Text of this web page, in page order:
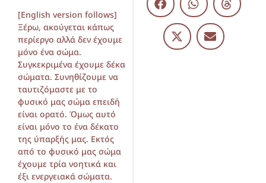
[English version follows]
Ξέρω, ακούγεται κάπως
περίεργο αλλά δεν έχουμε
μόνο ένα σώμα.
Συγκεκριμένα έχουμε δέκα
σώματα. Συνηθίζουμε να
ταυτιζόμαστε με το
φυσικό μας σώμα επειδή
είναι ορατό. Όμως αυτό
είναι μόνο το ένα δέκατο
της ύπαρξής μας. Εκτός
από το φυσικό μας σώμα
έχουμε τρία νοητικά και
έξι ενεργειακά σώματα.